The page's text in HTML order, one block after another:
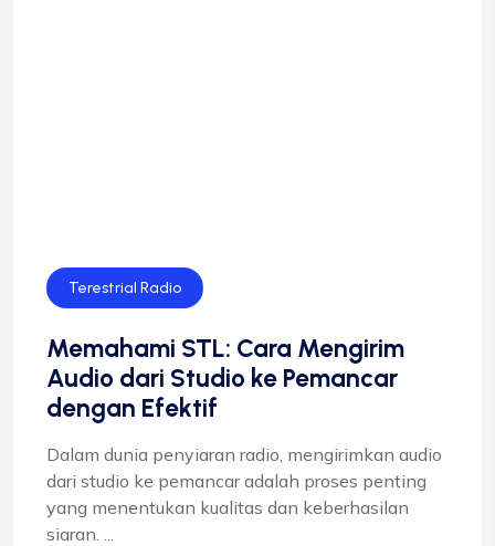
Terestrial Radio
Memahami STL: Cara Mengirim
Audio dari Studio ke Pemancar
dengan Efektif
Dalam dunia penyiaran radio, mengirimkan audio
dari studio ke pemancar adalah proses penting
yang menentukan kualitas dan keberhasilan
siaran. ...